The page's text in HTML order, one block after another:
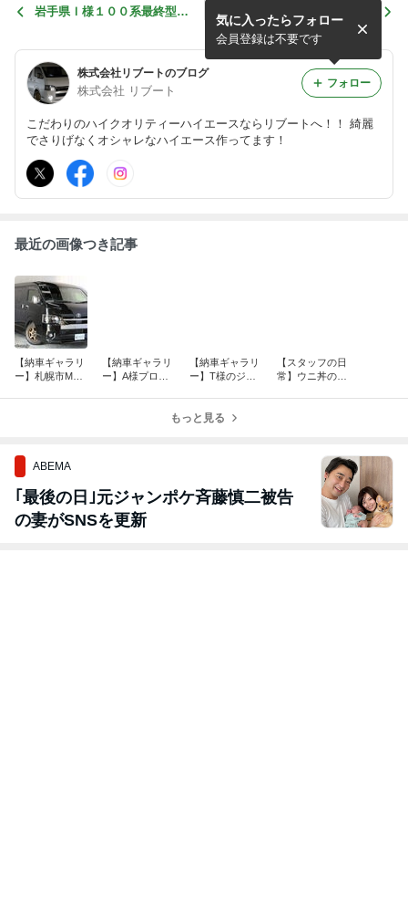
岩手県Ｉ様１００系最終型ハ
札幌市Ｙ様２００系３型ハイ
エースワゴン納車おめでとう
ございます！！
株式会社リブートのブログ
株式会社 リブート
こだわりのハイクオリティーハイエースならリブートへ！！ 綺麗
でさりげなくオシャレなハイエース作ってます！
気に入ったらフォロー
会員登録は不要です
フォロー
最近の画像つき記事
【納車ギャラリ
ー】札幌市M様
【納車ギャラリ
ー】A様プロボ
【納車ギャラリ
ー】T様のジャ
【スタッフの日
常】ウニ丼の季
もっと見る
ABEMA
｢最後の日｣元ジャンポケ斉藤慎二被告
の妻がSNSを更新